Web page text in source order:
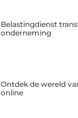
Belastingdienst
onderneming
Ontdek de wereld
online